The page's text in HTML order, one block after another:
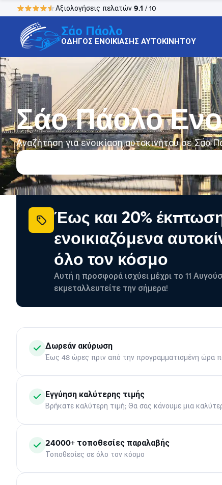
Αξιολογήσεις πελατών 9.1 / 10
Σάο Πάολο
ΟΔΗΓΟΣ ΕΝΟΙΚΙΑΣΗΣ ΑΥΤΟΚΙΝΗΤΟΥ
Σάο Πάολο
Αναζήτηση για ενοικίαση αυτοκινήτου σε Σάο
Έως και 20%
ενοικιαζόμενα
όλο τον κόσμο
Αυτή η προσφορά ισχύει μέχρι το 11
εκμεταλλευτείτε την σήμερα!
Δωρεάν ακύρωση
Έως 48 ώρες πριν από την προγραμματισμένη ώρα
Εγγύηση καλύτερης τιμής
Βρήκατε καλύτερη τιμή; Θα σας κάνουμε μια
24000+ τοποθεσίες παραλαβής
Τοποθεσίες σε όλο τον κόσμο